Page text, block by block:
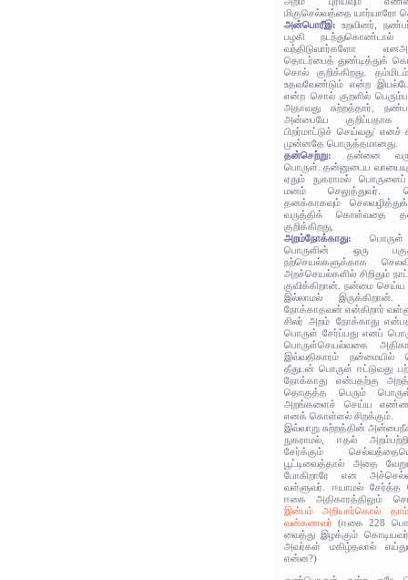
மிகுசெல்வத்தை யார்யாரோ
அன்பொரீஇ:உறவினர்,
பழகி நடந்துகொண்டால்
வந்திடுவார்களோ
தொடர்பைத் துண்டித்துக்
சொல் குறிக்கிறது.
உதவவேண்டும் என்ற
என்ற சொல் குறளில்
அதாவது சுற்றத்தார்,
அன்பையே குறிப்பதாக
பிறர்மாட்டுச் செய்வது'
முன்னதே பொருத்தமானது.
தன்செற்று: தன்னை
பொருள். தன்னுடைய
ஏதும் நுகராமல் பொருளைப்
மனம் செலுத்துவர்.
தனக்காகவும்
வருத்திக் கொள்வதை
குறிக்கிறது,
அறம்நோக்காது:
பொருளின் ஒரு
நற்செயல்களுக்காக
அறச்செயல்களில் சிறிதும்
குவிக்கிறான். நன்மை
இல்லாமல் இருக்கிறான்.
நோக்காதவன் என்கிறார்
சிலர் அறம் நோக்காது
பொருள் சேர்ப்பது எனப்
பொருள்செயல்வகை
இவ்வதிகாரம் நன்மையில்
தீதுடன் பொருள் ஈட்டுவது
நோக்காது என்பதற்கு
தொகுத்த பெரும்
அறங்களைச் செய்ய
எனக் கொள்ளல் சிறக்கும்.
இவ்வாறு சுற்றத்தின்
நுகராமல், ஈதல்
சேர்க்கும்
பூட்டிவைத்தால் அதை
போகிறாரே என
வள்ளுவர். ஈயாமல் சேர்த்த
ஈகை அதிகாரத்திலும்
இன்பம் அறியார்கொல்
வன்கணவர் (ஈகை 228
வைத்து இழக்கும்
அவர்கள் மகிழ்தலால்
என்ன?)